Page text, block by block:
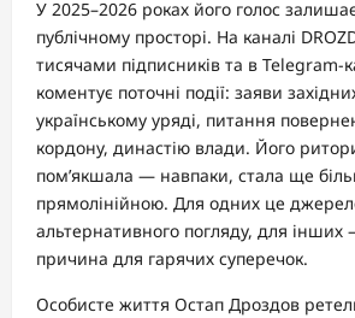
У 2025–2026 роках його голос
публічному просторі. На каналі
тисячами підписників та в Telegram-
коментує поточні події: заяви
українському уряді, питання
кордону, династію влади. Його
пом’якшала — навпаки, стала ще
прямолінійною. Для одних це
альтернативного погляду, для інших
причина для гарячих суперечок.
Особисте життя Остап Дроздов